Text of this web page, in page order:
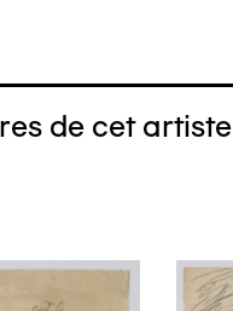
de cet artiste